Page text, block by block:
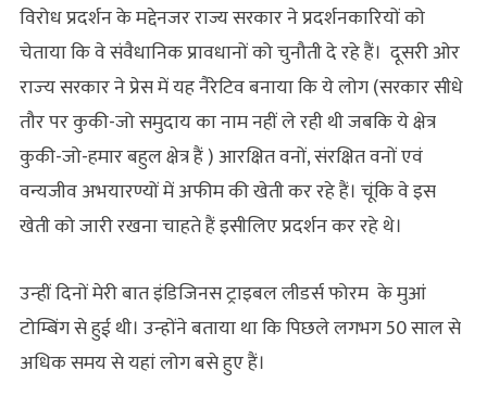
विरोध प्रदर्शन के मद्देनजर राज्य सरकार ने प्रदर्शनकारियों को
चेताया कि वे संवैधानिक प्रावधानों को चुनौती दे रहे हैं। दूसरी ओर
राज्‍य सरकार ने प्रेस में यह नैरेटिव बनाया कि ये लोग (सरकार सीधे
तौर पर कुकी-जो समुदाय का नाम नहीं ले रही थी जबकि ये क्षेत्र
कुकी-जो-हमार बहुल क्षेत्र हैं ) आरक्षित वनों, संरक्षित वनों एवं
वन्यजीव अभयारण्यों में अफीम की खेती कर रहे हैं। चूंकि वे इस
खेती को जारी रखना चाहते हैं इसीलिए प्रदर्शन कर रहे थे।
उन्‍हीं दिनों मेरी बात इंडिजिनस ट्राइबल लीडर्स फोरम के मुआं
टोम्बिंग से हुई थी। उन्होंने बताया था कि पिछले लगभग 50 साल से
अधिक समय से यहां लोग बसे हुए हैं।